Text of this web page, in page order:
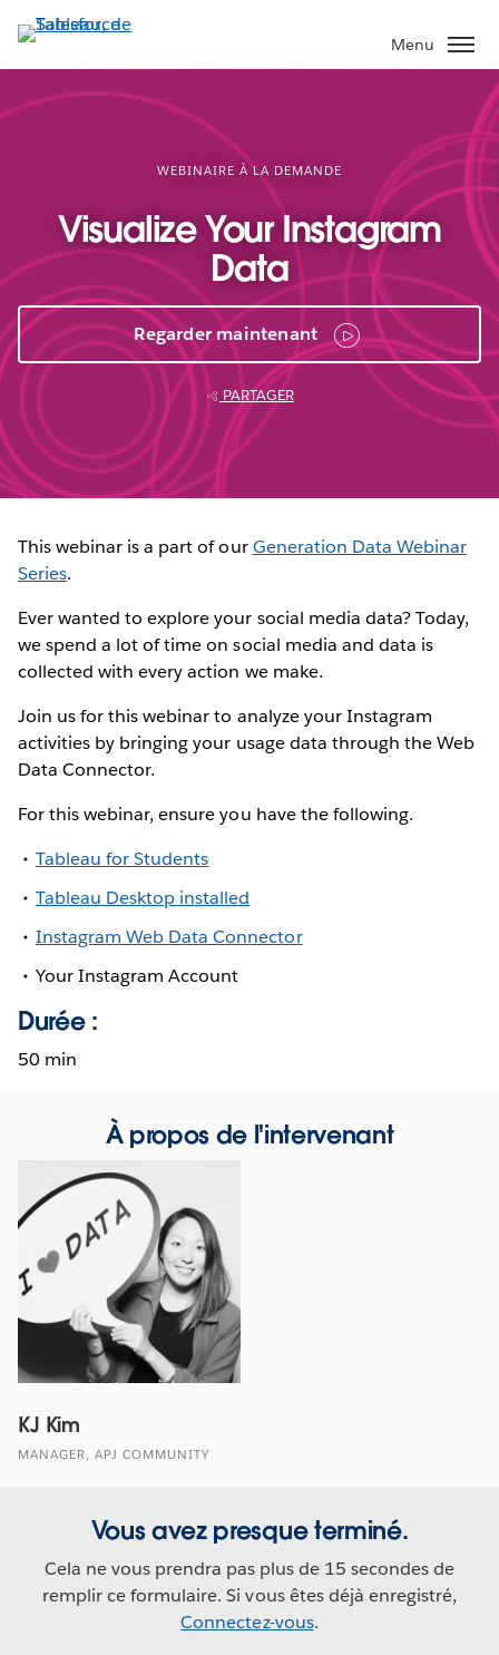
Aller
au
contenu
principal
Menu
WEBINAIRE À LA DEMANDE
Visualize Your Instagram
Data
Regarder maintenant
PARTAGER
This webinar is a part of ourGeneration Data Webinar
Series.
Ever wanted to explore your social media data? Today,
we spend a lot of time on social media and data is
collected with every action we make.
Join us for this webinar to analyze your Instagram
activities by bringing your usage data through the Web
Data Connector.
For this webinar, ensure you have the following.
Tableau for Students
Tableau Desktop installed
Instagram Web Data Connector
Your Instagram Account
Durée :
50 min
À propos de l'intervenant
KJ Kim
MANAGER, APJ COMMUNITY
Vous avez presque terminé.
Cela ne vous prendra pas plus de 15 secondes de
remplir ce formulaire. Si vous êtes déjà enregistré,
Connectez-vous.